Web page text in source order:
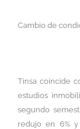
Cambio de
Tinsa coincide
estudios
segundo
redujo en 6%